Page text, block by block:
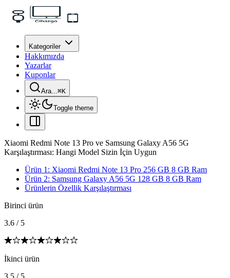
Kategoriler
Hakkımızda
Yazarlar
Kuponlar
Ara...⌘K
Toggle theme
Xiaomi Redmi Note 13 Pro ve Samsung Galaxy A56 5G
Karşılaştırması: Hangi Model Sizin İçin Uygun
Ürün 1: Xiaomi Redmi Note 13 Pro 256 GB 8 GB Ram
Ürün 2: Samsung Galaxy A56 5G 128 GB 8 GB Ram
Ürünlerin Özellik Karşılaştırması
Birinci ürün
3.6 / 5
İkinci ürün
3.5 / 5